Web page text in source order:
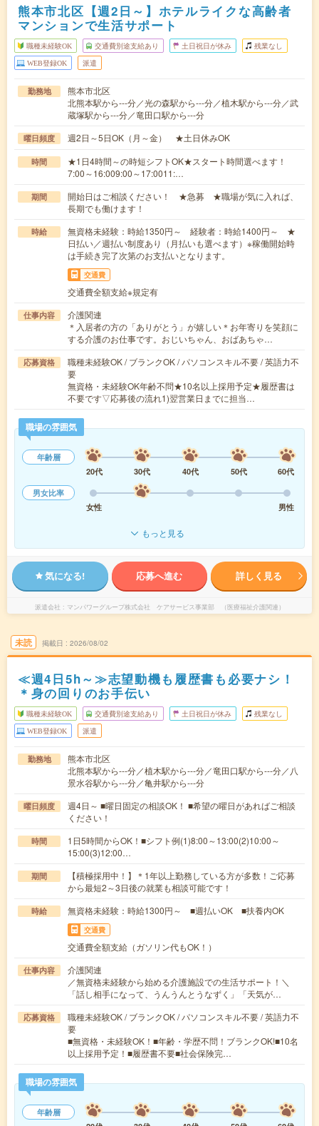
熊本市北区【週2日～】ホテルライクな高齢者
マンションで生活サポート
職種未経験OK 交通費別途支給あり 土日祝日が休み 残業なし
WEB登録OK 派遣
勤務地
熊本市北区
北熊本駅から---分／光の森駅から---分／植木駅から---分／武
蔵塚駅から---分／竜田口駅から---分
曜日頻度 週2日～5日OK（月～金） ★土日休みOK
時間
★1日4時間～の時短シフトOK★スタート時間選べます！
7:00～16:009:00～17:0011:…
期間
開始日はご相談ください！ ★急募 ★職場が気に入れば、
長期でも働けます！
時給
無資格未経験：時給1350円～ 経験者：時給1400円～ ★
日払い／週払い制度あり（月払いも選べます）※稼働開始時
は手続き完了次第のお支払いとなります。
交通費
交通費全額支給※規定有
仕事内容
介護関連
＊入居者の方の「ありがとう」が嬉しい＊お年寄りを笑顔に
する介護のお仕事です。おじいちゃん、おばあちゃ…
応募資格
職種未経験OK / ブランクOK / パソコンスキル不要 / 英語力不
要
無資格・未経験OK年齢不問★10名以上採用予定★履歴書は
不要です▽応募後の流れ1)翌営業日までに担当…
職場の雰囲気
年齢層
20代
30代 40代 50代
60代
男女比率
女性
男性
もっと見る
気になる! 応募へ進む 詳しく見る
派遣会社 マンパワーグループ株式会社 ケアサービス事業部 （医療福祉介護関連）
未読 掲載日 2026/08/02
≪週4日5h～≫志望動機も履歴書も必要ナシ！
＊身の回りのお手伝い
職種未経験OK 交通費別途支給あり 土日祝日が休み 残業なし
WEB登録OK 派遣
勤務地
熊本市北区
北熊本駅から---分／植木駅から---分／竜田口駅から---分／八
景水谷駅から---分／亀井駅から---分
曜日頻度
週4日～ ■曜日固定の相談OK！ ■希望の曜日があればご相談
ください！
時間
1日5時間からOK！■シフト例(1)8:00～13:00(2)10:00～
15:00(3)12:00…
期間
【積極採用中！】＊1年以上勤務している方が多数！ご応募
から最短2～3日後の就業も相談可能です！
時給 無資格未経験：時給1300円～ ■週払いOK ■扶養内OK
交通費
交通費全額支給（ガソリン代もOK！）
仕事内容
介護関連
／無資格未経験から始める介護施設での生活サポート！＼
「話し相手になって、うんうんとうなずく」「天気が…
応募資格
職種未経験OK / ブランクOK / パソコンスキル不要 / 英語力不
要
■無資格・未経験OK！■年齢・学歴不問！ブランクOK!■10名
以上採用予定！■履歴書不要■社会保険完…
職場の雰囲気
年齢層